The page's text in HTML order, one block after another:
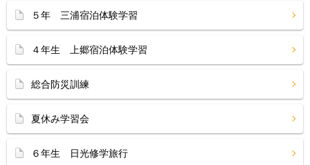
５年 三浦宿泊体験学習
４年生 上郷宿泊体験学習
総合防災訓練
夏休み学習会
６年生 日光修学旅行